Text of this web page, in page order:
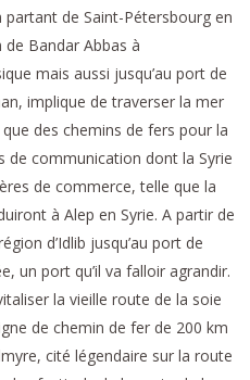
de Saint-Pétersbourg en
de Bandar Abbas à
mais aussi jusqu’au port de
implique de traverser la mer
des chemins de fers pour la
de communication dont la Syrie
de commerce, telle que la
à Alep en Syrie. A partir de
d’Idlib jusqu’au port de
un port qu’il va falloir agrandir.
la vieille route de la soie
de chemin de fer de 200 km
cité légendaire sur la route